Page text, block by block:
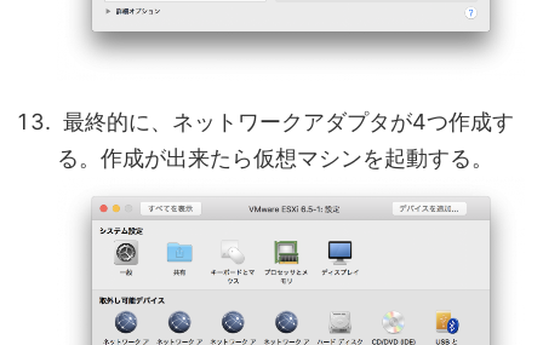
最終的に、ネットワークアダプタが4つ作成す
る。作成が出来たら仮想マシンを起動する。